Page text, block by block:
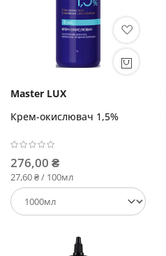
Master LUX
Крем-окислювач 1,5%
276,00 ₴
27,60 ₴ / 100мл